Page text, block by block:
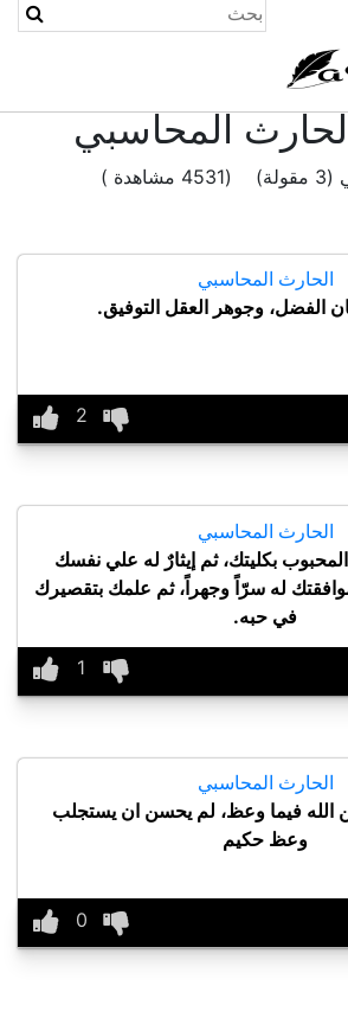
(current)
المحاسبي
)
الحارث المحاسبي
الفضل، وجوهر العقل التوفيق.
الحارث المحاسبي
بكليتك، ثم إيثارٌ له علي نفسك
له سرّاً وجهراً، ثم علمك بتقصيرك
في حبه.
الحارث المحاسبي
الله فيما وعظ، لم يحسن ان يستجلب
وعظ حكيم